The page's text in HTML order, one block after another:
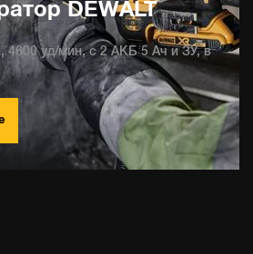
DEWALT
4600 уд/мин, с 2 АКБ 5 Ач и ЗУ, в